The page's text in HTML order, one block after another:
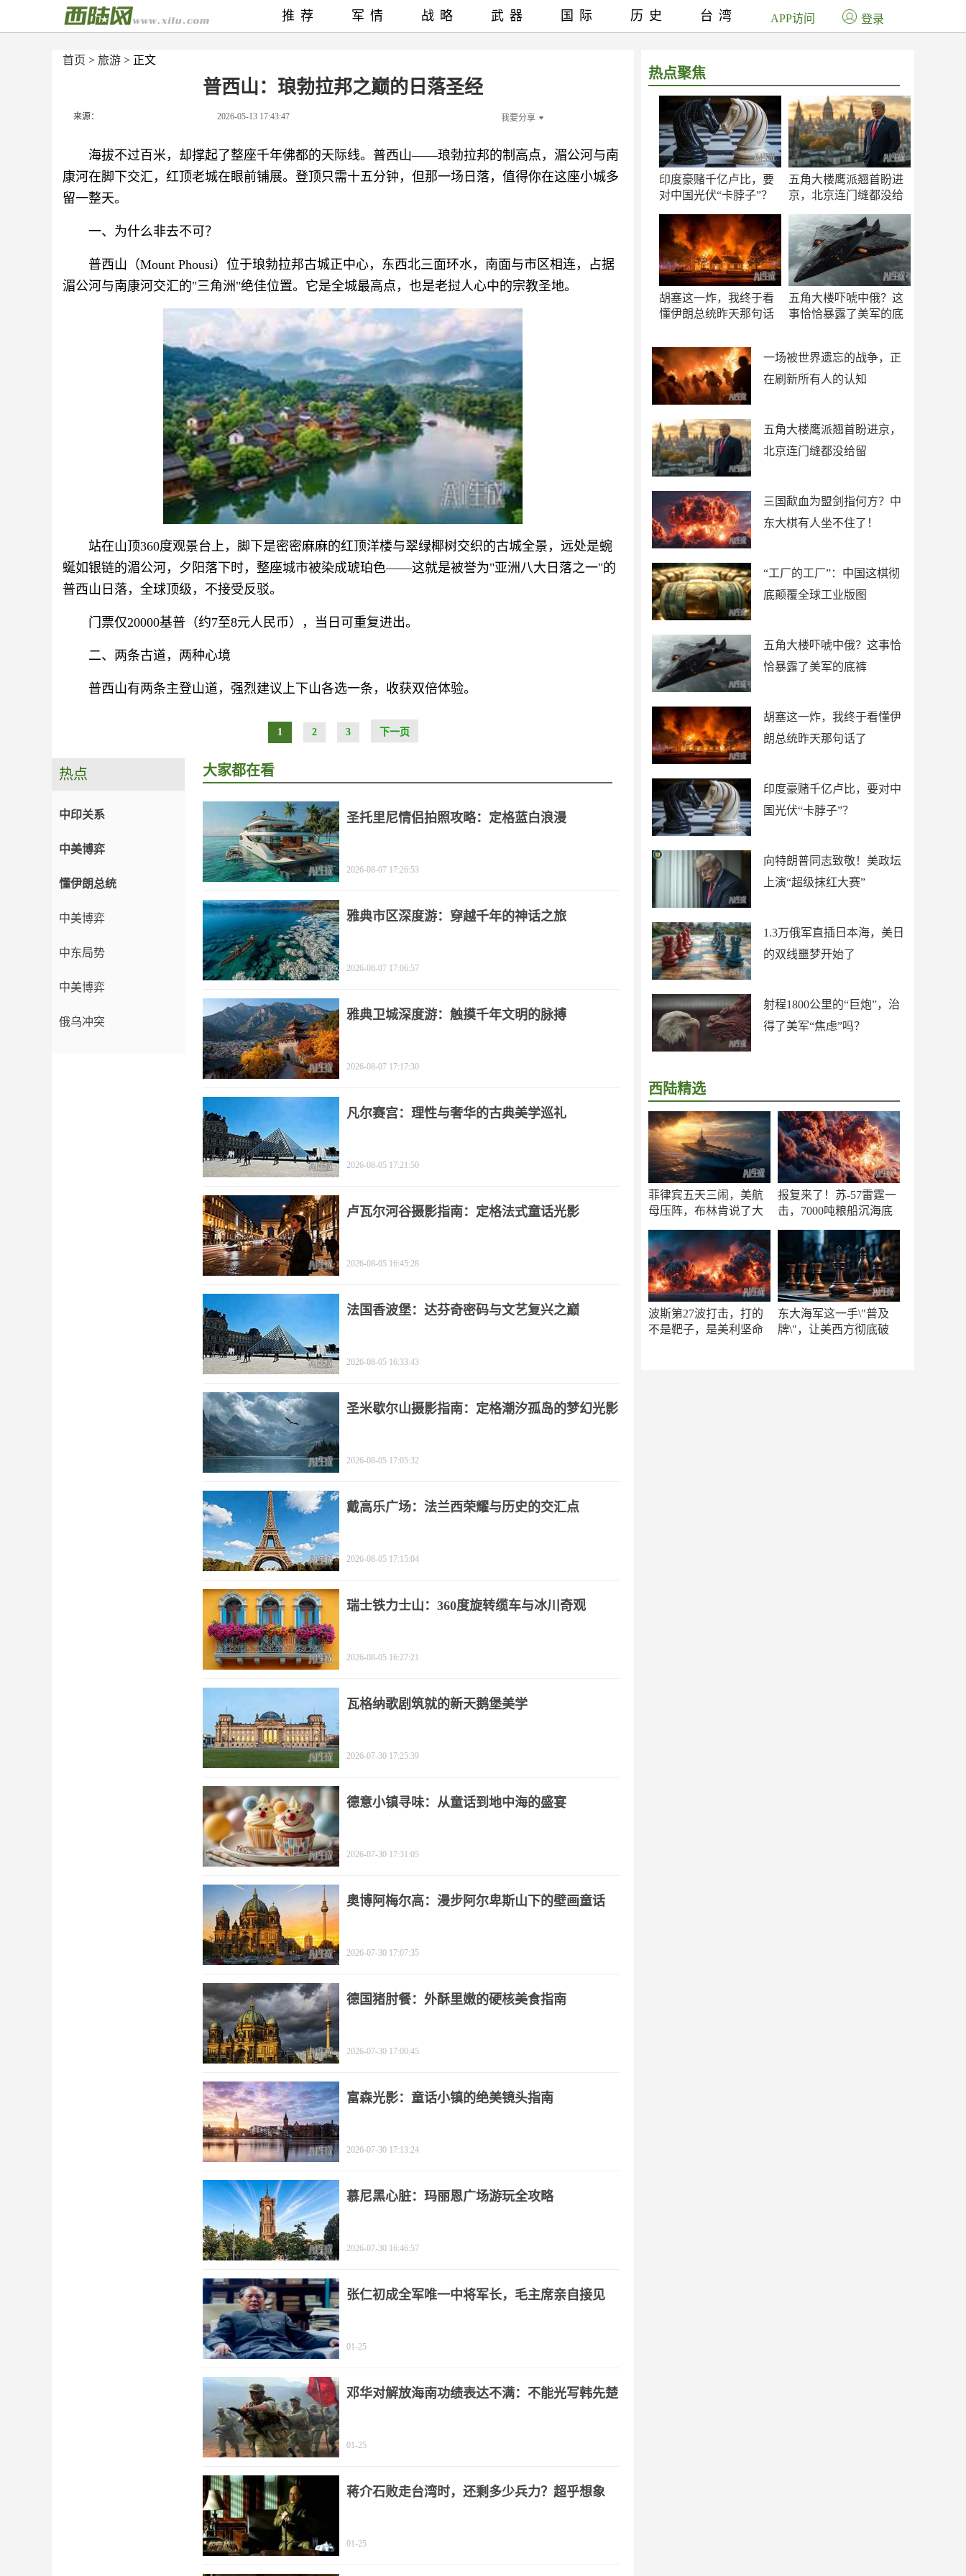
首页 > 旅游 > 正文
普西山：琅勃拉邦之巅的日落圣经
来源： 2026-05-13 17:43:47 我要分享
海拔不过百米，却撑起了整座千年佛都的天际线。普西山——琅勃拉邦的制高点，湄公河与南
康河在脚下交汇，红顶老城在眼前铺展。登顶只需十五分钟，但那一场日落，值得你在这座小城多
留一整天。
一、为什么非去不可？
普西山（Mount Phousi）位于琅勃拉邦古城正中心，东西北三面环水，南面与市区相连，占据
湄公河与南康河交汇的"三角洲"绝佳位置。它是全城最高点，也是老挝人心中的宗教圣地。
站在山顶360度观景台上，脚下是密密麻麻的红顶洋楼与翠绿椰树交织的古城全景，远处是蜿
蜒如银链的湄公河，夕阳落下时，整座城市被染成琥珀色——这就是被誉为"亚洲八大日落之一"的
普西山日落，全球顶级，不接受反驳。
门票仅20000基普（约7至8元人民币），当日可重复进出。
二、两条古道，两种心境
普西山有两条主登山道，强烈建议上下山各选一条，收获双倍体验。
1 2 3 下一页
热点聚焦
印度豪赌千亿卢比，要
对中国光伏“卡脖子”？
五角大楼鹰派翘首盼进
京，北京连门缝都没给
胡塞这一炸，我终于看
懂伊朗总统昨天那句话
五角大楼吓唬中俄？这
事恰恰暴露了美军的底
一场被世界遗忘的战争，正
在刷新所有人的认知
五角大楼鹰派翘首盼进京，
北京连门缝都没给留
三国歃血为盟剑指何方？中
东大棋有人坐不住了！
“工厂的工厂”：中国这棋彻
底颠覆全球工业版图
五角大楼吓唬中俄？这事恰
恰暴露了美军的底裤
胡塞这一炸，我终于看懂伊
朗总统昨天那句话了
印度豪赌千亿卢比，要对中
国光伏“卡脖子”？
向特朗普同志致敬！美政坛
上演“超级抹红大赛”
1.3万俄军直插日本海，美日
的双线噩梦开始了
射程1800公里的“巨炮”，治
得了美军“焦虑”吗？
西陆精选
菲律宾五天三闹，美航
母压阵，布林肯说了大
报复来了！苏-57雷霆一
击，7000吨粮船沉海底
波斯第27波打击，打的
不是靶子，是美利坚命
东大海军这一手\"普及
牌\"，让美西方彻底破
推荐 军情 战略 武器 国际 历史 台湾 APP访问 登录
热点
中印关系
中美博弈
懂伊朗总统
中美博弈
中东局势
中美博弈
俄乌冲突
大家都在看
圣托里尼情侣拍照攻略：定格蓝白浪漫
2026-08-07 17:26:53
雅典市区深度游：穿越千年的神话之旅
2026-08-07 17:06:57
雅典卫城深度游：触摸千年文明的脉搏
2026-08-07 17:17:30
凡尔赛宫：理性与奢华的古典美学巡礼
2026-08-05 17:21:50
卢瓦尔河谷摄影指南：定格法式童话光影
2026-08-05 16:45:28
法国香波堡：达芬奇密码与文艺复兴之巅
2026-08-05 16:33:43
圣米歇尔山摄影指南：定格潮汐孤岛的梦幻光影
2026-08-05 17:05:32
戴高乐广场：法兰西荣耀与历史的交汇点
2026-08-05 17:15:04
瑞士铁力士山：360度旋转缆车与冰川奇观
2026-08-05 16:27:21
瓦格纳歌剧筑就的新天鹅堡美学
2026-07-30 17:25:39
德意小镇寻味：从童话到地中海的盛宴
2026-07-30 17:31:05
奥博阿梅尔高：漫步阿尔卑斯山下的壁画童话
2026-07-30 17:07:35
德国猪肘餐：外酥里嫩的硬核美食指南
2026-07-30 17:00:45
富森光影：童话小镇的绝美镜头指南
2026-07-30 17:13:24
慕尼黑心脏：玛丽恩广场游玩全攻略
2026-07-30 16:46:57
张仁初成全军唯一中将军长，毛主席亲自接见
01-25
邓华对解放海南功绩表达不满：不能光写韩先楚
01-25
蒋介石败走台湾时，还剩多少兵力？超乎想象
01-25